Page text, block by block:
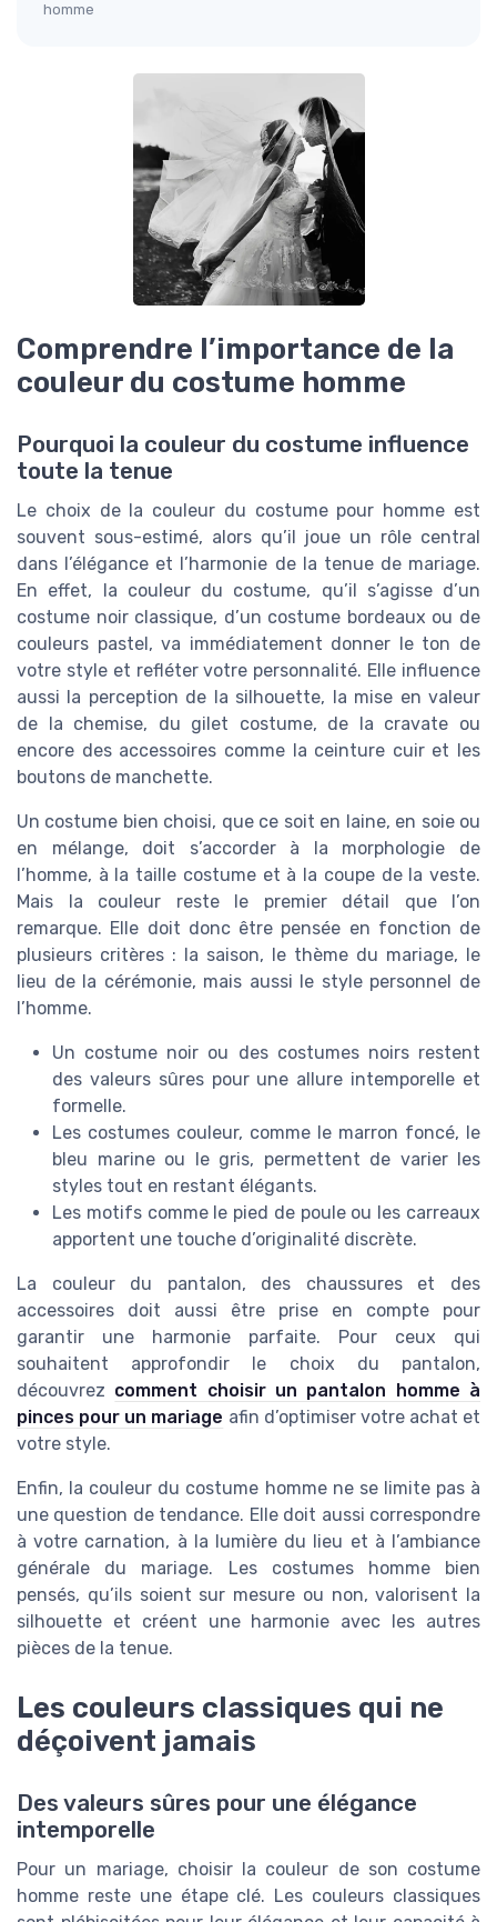
homme
Comprendre l’importance de la
couleur du costume homme
Pourquoi la couleur du costume influence
toute la tenue
Le choix de la couleur du costume pour homme est
souvent sous-estimé, alors qu’il joue un rôle central
dans l’élégance et l’harmonie de la tenue de mariage.
En effet, la couleur du costume, qu’il s’agisse d’un
costume noir classique, d’un costume bordeaux ou de
couleurs pastel, va immédiatement donner le ton de
votre style et refléter votre personnalité. Elle influence
aussi la perception de la silhouette, la mise en valeur
de la chemise, du gilet costume, de la cravate ou
encore des accessoires comme la ceinture cuir et les
boutons de manchette.
Un costume bien choisi, que ce soit en laine, en soie ou
en mélange, doit s’accorder à la morphologie de
l’homme, à la taille costume et à la coupe de la veste.
Mais la couleur reste le premier détail que l’on
remarque. Elle doit donc être pensée en fonction de
plusieurs critères : la saison, le thème du mariage, le
lieu de la cérémonie, mais aussi le style personnel de
l’homme.
Un costume noir ou des costumes noirs restent
des valeurs sûres pour une allure intemporelle et
formelle.
Les costumes couleur, comme le marron foncé, le
bleu marine ou le gris, permettent de varier les
styles tout en restant élégants.
Les motifs comme le pied de poule ou les carreaux
apportent une touche d’originalité discrète.
La couleur du pantalon, des chaussures et des
accessoires doit aussi être prise en compte pour
garantir une harmonie parfaite. Pour ceux qui
souhaitent approfondir le choix du pantalon,
découvrez comment choisir un pantalon homme à
pinces pour un mariage afin d’optimiser votre achat et
votre style.
Enfin, la couleur du costume homme ne se limite pas à
une question de tendance. Elle doit aussi correspondre
à votre carnation, à la lumière du lieu et à l’ambiance
générale du mariage. Les costumes homme bien
pensés, qu’ils soient sur mesure ou non, valorisent la
silhouette et créent une harmonie avec les autres
pièces de la tenue.
Les couleurs classiques qui ne
déçoivent jamais
Des valeurs sûres pour une élégance
intemporelle
Pour un mariage, choisir la couleur de son costume
homme reste une étape clé. Les couleurs classiques